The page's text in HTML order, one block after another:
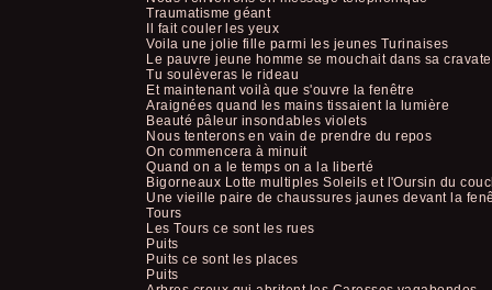
Traumatisme géant
Il fait couler les yeux
Voila une jolie fille parmi les jeunes Turinaises
Le pauvre jeune homme se mouchait dans sa
Tu soulèveras le rideau
Et maintenant voilà que s'ouvre la fenêtre
Araignées quand les mains tissaient la lumière
Beauté pâleur insondables violets
Nous tenterons en vain de prendre du repos
On commencera à minuit
Quand on a le temps on a la liberté
Bigorneaux Lotte multiples Soleils et l'Oursin du
Une vieille paire de chaussures jaunes devant la
Tours
Les Tours ce sont les rues
Puits
Puits ce sont les places
Puits